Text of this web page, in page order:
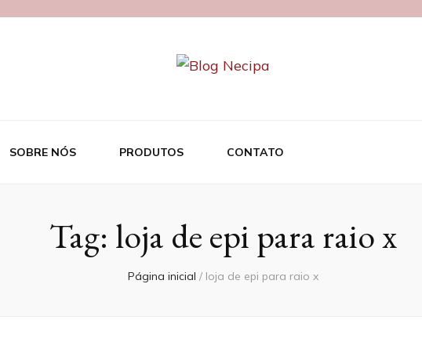
SOBRE NÓS PRODUTOS CONTATO
Tag: loja de epi para raio x
Página inicial / loja de epi para raio x